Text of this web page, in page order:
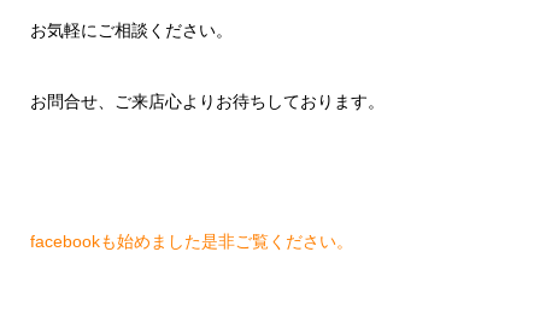
お気軽にご相談ください。
お問合せ、ご来店心よりお待ちしております。
facebookも始めました是非ご覧ください。